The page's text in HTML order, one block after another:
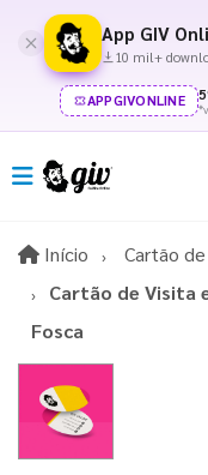
App GIV
10 mil+
APPGIVONLINE
Início InícioCartão
Cartão de Visita
Fosca